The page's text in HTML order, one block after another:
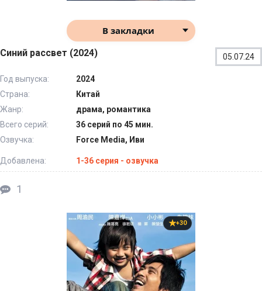
В закладки
Синий рассвет (2024) 05.07.24
Год выпуска:
2024
Страна:
Китай
Жанр:
драма, романтика
Всего серий:
36 серий по 45 мин.
Озвучка:
Force Media, Иви
Добавлена: 1-36 серия - озвучка
1
+30